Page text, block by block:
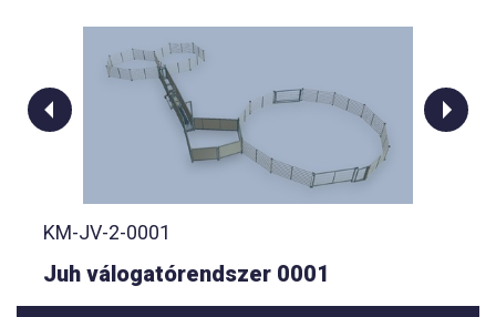
KM-JV-2-0001
Juh válogatórendszer 0001